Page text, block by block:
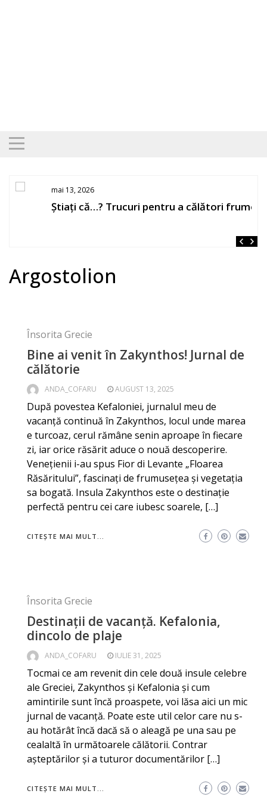
mai 13, 2026
Știați că…? Trucuri pentru a călători frumos
Argostolion
Însorita Grecie
Bine ai venit în Zakynthos! Jurnal de
călătorie
ANDA_COFARU AUGUST 13, 2025
După povestea Kefaloniei, jurnalul meu de
vacanță continuă în Zakynthos, locul unde marea
e turcoaz, cerul rămâne senin aproape în fiecare
zi, iar orice răsărit aduce o nouă descoperire.
Venețienii i-au spus Fior di Levante „Floarea
Răsăritului”, fascinați de frumusețea și vegetația
sa bogată. Insula Zakynthos este o destinație
perfectă pentru cei care iubesc soarele, […]
CITEȘTE MAI MULT...
Însorita Grecie
Destinații de vacanță. Kefalonia,
dincolo de plaje
ANDA_COFARU IULIE 31, 2025
Tocmai ce am revenit din cele două insule celebre
ale Greciei, Zakynthos și Kefalonia și cum
amintirile sunt încă proaspete, voi lăsa aici un mic
jurnal de vacanță. Poate este util celor care nu s-
au hotărât încă dacă să o aleagă pe una sau pe
cealaltă în următoarele călătorii. Contrar
așteptărilor și a tuturor documentărilor […]
CITEȘTE MAI MULT...